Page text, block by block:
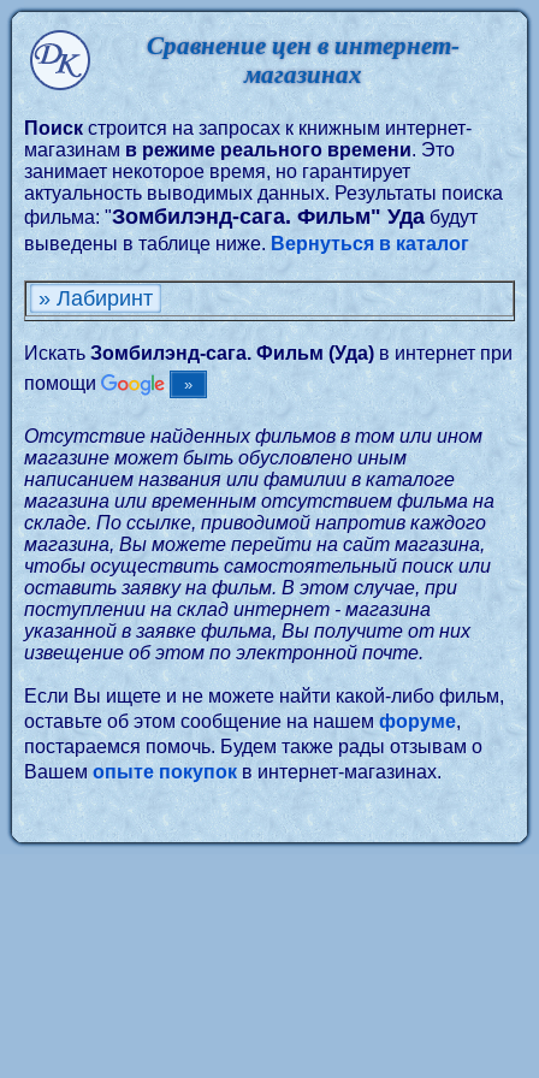
Сравнение цен в интернет-
магазинах
Поиск строится на запросах к книжным интернет-
магазинам в режиме реального времени. Это
занимает некоторое время, но гарантирует
актуальность выводимых данных. Результаты поиска
фильма: "Зомбилэнд-сага. Фильм" Удабудут
выведены в таблице ниже. Вернуться в каталог
» Лабиринт
Искать Зомбилэнд-сага. Фильм (Уда) в интернет при
помощи
Отсутствие найденных фильмов в том или ином
магазине может быть обусловлено иным
написанием названия или фамилии в каталоге
магазина или временным отсутствием фильма на
складе. По ссылке, приводимой напротив каждого
магазина, Вы можете перейти на сайт магазина,
чтобы осуществить самостоятельный поиск или
оставить заявку на фильм. В этом случае, при
поступлении на склад интернет - магазина
указанной в заявке фильма, Вы получите от них
извещение об этом по электронной почте.
Если Вы ищете и не можете найти какой-либо фильм,
оставьте об этом сообщение на нашемфоруме,
постараемся помочь. Будем также рады отзывам о
Вашем опыте покупок в интернет-магазинах.